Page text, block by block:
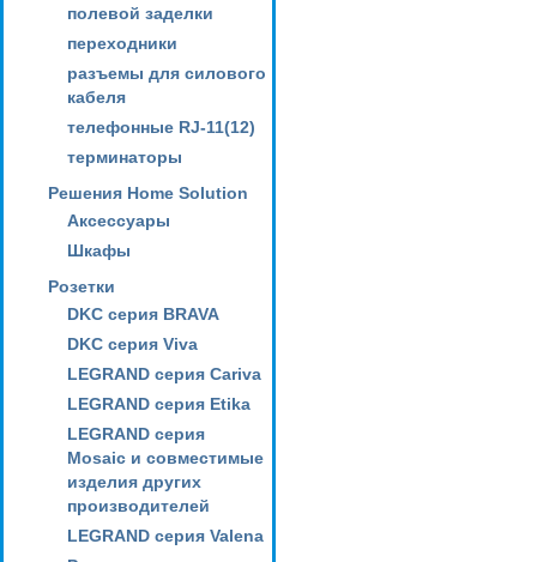
полевой заделки
переходники
разъемы для силового
кабеля
телефонные RJ-11(12)
терминаторы
Решения Home Solution
Аксессуары
Шкафы
Розетки
DKC серия BRAVA
DKC серия Viva
LEGRAND серия Cariva
LEGRAND серия Etika
LEGRAND серия
Mosaic и совместимые
изделия других
производителей
LEGRAND серия Valena